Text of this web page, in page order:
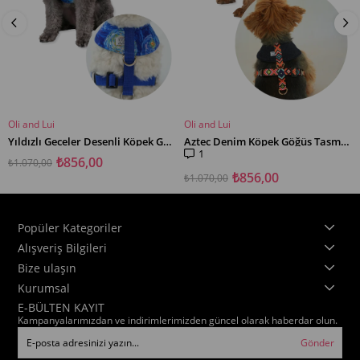
SEPETE EKLE
Oli and Lui
Yıldızlı Geceler Desenli Köpek Göğüs Tasması – Mesh Astar
₺856,00
₺1.070,00
SEPETE EKLE
Oli and Lui
Aztec Denim Köpek Göğüs Tasması – Mesh Astar
1
₺856,00
₺1.070,00
Popüler Kategoriler
Alışveriş Bilgileri
Bize ulaşın
Kurumsal
E-BÜLTEN KAYIT
Kampanyalarımızdan ve indirimlerimizden güncel olarak haberdar olun.
Gönder